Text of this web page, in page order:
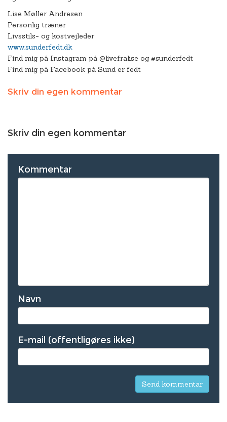
Lise Møller Andresen
Personlig træner
Livsstils- og kostvejleder
www.sunderfedt.dk
Find mig på Instagram på @livefralise og #sunderfedt
Find mig på Facebook på Sund er fedt
Skriv din egen kommentar
Skriv din egen kommentar
Kommentar
Navn
E-mail (offentligøres ikke)